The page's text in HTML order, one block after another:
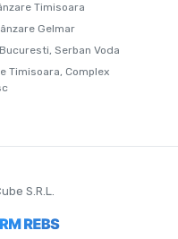
Timisoara
Gelmar
Serban Voda
Timisoara, Complex
S.R.L.